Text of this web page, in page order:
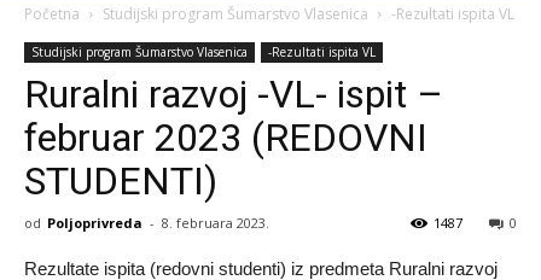
Početna Studijski program Šumarstvo Vlasenica -Rezultati ispita VL
Studijski program Šumarstvo Vlasenica -Rezultati ispita VL
Ruralni razvoj -VL- ispit –
februar 2023 (REDOVNI
STUDENTI)
od Poljoprivreda - 8. februara 2023. 0
1487
Rezultate ispita (redovni studenti) iz predmeta Ruralni razvoj